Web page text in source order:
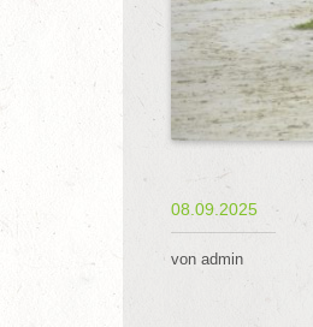
08.09.2025
von admin